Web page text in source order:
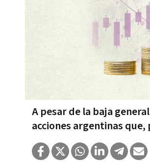
A pesar de la baja
acciones argentinas